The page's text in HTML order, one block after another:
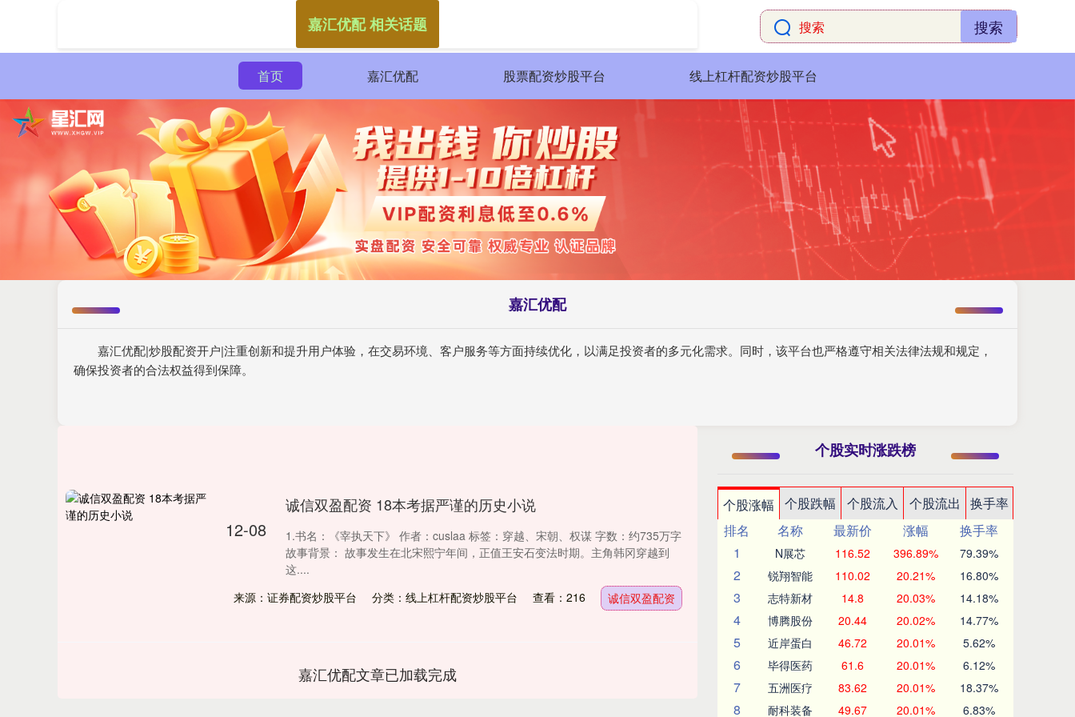
搜索
首页 嘉汇优配 股票配资炒股平台 线上杠杆配资炒股平台
嘉汇优配
嘉汇优配|炒股配资开户|注重创新和提升用户体验，在交易环境、客户服务等方面持续优化，以满足投资者的多元化需求。同时，该平台也严格遵守相关法律法规和规定，
确保投资者的合法权益得到保障。
嘉汇优配 相关话题
12-08
诚信双盈配资 18本考据严谨的历史小说
1.书名：《宰执天下》 作者：cuslaa 标签：穿越、宋朝、权谋 字数：约735万字
故事背景： 故事发生在北宋熙宁年间，正值王安石变法时期。主角韩冈穿越到
这....
来源：证券配资炒股平台
分类：线上杠杆配资炒股平台 查看：216 诚信双盈配资
嘉汇优配文章已加载完成
个股实时涨跌榜
个股涨幅 个股跌幅 个股流入 个股流出
换手率
排名
名称 最新价 涨幅
换手率
1
N展芯 116.52 396.89% 79.39%
2 锐翔智能 110.02 20.21% 16.80%
3 志特新材 14.8 20.03% 14.18%
4 博腾股份 20.44 20.02% 14.77%
5 近岸蛋白 46.72 20.01% 5.62%
6 毕得医药 61.6 20.01% 6.12%
7 五洲医疗 83.62 20.01% 18.37%
8 耐科装备 49.67 20.01% 6.83%